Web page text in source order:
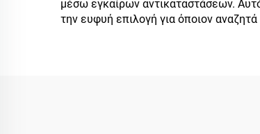
μέσω εγκαίρων αντικαταστάσεων.
την ευφυή επιλογή για όποιον